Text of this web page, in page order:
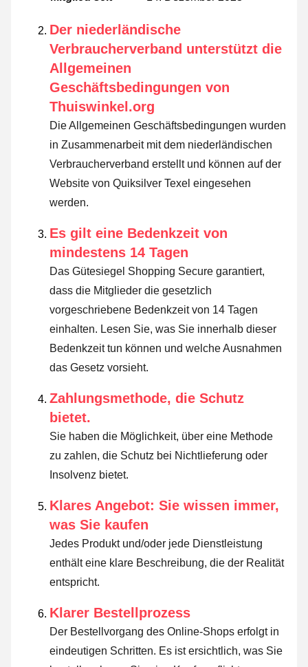
Der niederländische
Verbraucherverband unterstützt die
Allgemeinen
Geschäftsbedingungen von
Thuiswinkel.org
Die Allgemeinen Geschäftsbedingungen wurden
in Zusammenarbeit mit dem niederländischen
Verbraucherverband erstellt und können auf der
Website von Quiksilver Texel eingesehen
werden.
Es gilt eine Bedenkzeit von
mindestens 14 Tagen
Das Gütesiegel Shopping Secure garantiert,
dass die Mitglieder die gesetzlich
vorgeschriebene Bedenkzeit von 14 Tagen
einhalten. Lesen Sie, was Sie innerhalb dieser
Bedenkzeit tun können und welche Ausnahmen
das Gesetz vorsieht.
Zahlungsmethode, die Schutz
bietet.
Sie haben die Möglichkeit, über eine Methode
zu zahlen, die Schutz bei Nichtlieferung oder
Insolvenz bietet.
Klares Angebot: Sie wissen immer,
was Sie kaufen
Jedes Produkt und/oder jede Dienstleistung
enthält eine klare Beschreibung, die der Realität
entspricht.
Klarer Bestellprozess
Der Bestellvorgang des Online-Shops erfolgt in
eindeutigen Schritten. Es ist ersichtlich, was Sie